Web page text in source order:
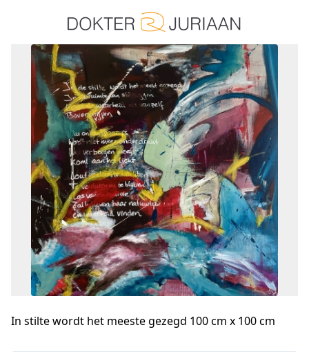
In stilte wordt het meeste gezegd 100 cm x 100 cm